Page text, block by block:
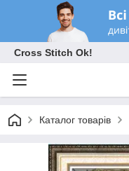
Cross Stitch Ok!
Каталог товарів